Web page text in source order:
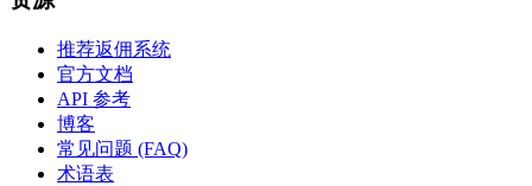
推荐返佣系统
官方文档
API 参考
博客
常见问题 (FAQ)
术语表